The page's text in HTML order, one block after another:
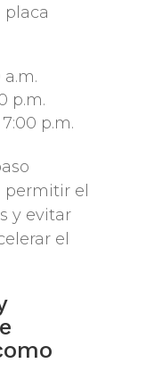
placa
p.m.
p.m.
permitir el
y evitar
el